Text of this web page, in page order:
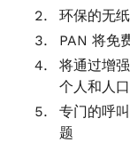
环保的无
PAN 将免
将通过增
个人和人口
专门的呼
题